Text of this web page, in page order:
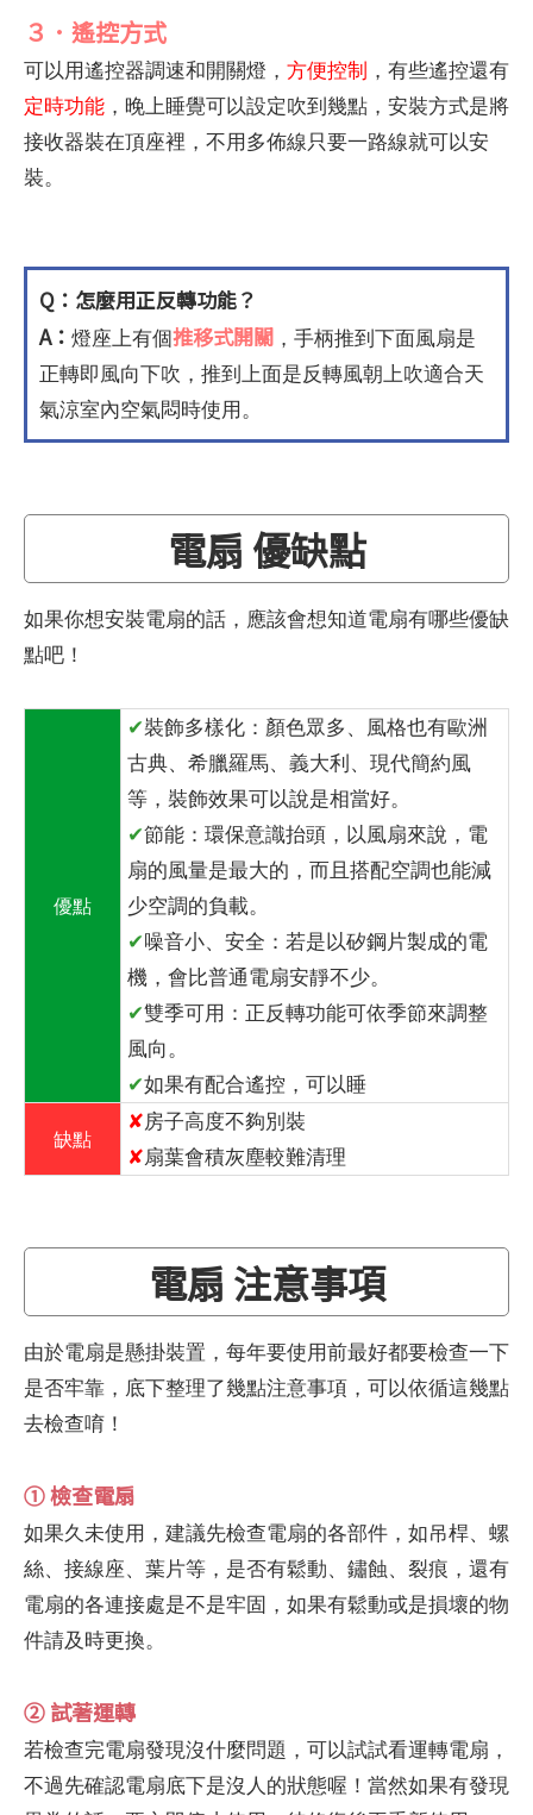
３．遙控方式
可以用遙控器調速和開關燈， 方便控制 ，有些遙控還有
定時功能 ，晚上睡覺可以設定吹到幾點，安裝方式是將
接收器裝在頂座裡，不用多佈線只要一路線就可以安
裝。
Q：怎麼用正反轉功能？
A： 燈座上有個推移式開關 ，手柄推到下面風扇是
正轉即風向下吹，推到上面是反轉風朝上吹適合天
氣涼室內空氣悶時使用。
電扇 優缺點
如果你想安裝電扇的話，應該會想知道電扇有哪些優缺
點吧！
優點
✔裝飾多樣化：顏色眾多、風格也有歐洲
古典、希臘羅馬、義大利、現代簡約風
等，裝飾效果可以說是相當好。
✔節能：環保意識抬頭，以風扇來說，電
扇的風量是最大的，而且搭配空調也能減
少空調的負載。
✔噪音小、安全：若是以矽鋼片製成的電
機，會比普通電扇安靜不少。
✔雙季可用：正反轉功能可依季節來調整
風向。
✔如果有配合遙控，可以睡
缺點
✘房子高度不夠別裝
✘扇葉會積灰塵較難清理
電扇 注意事項
由於電扇是懸掛裝置，每年要使用前最好都要檢查一下
是否牢靠，底下整理了幾點注意事項，可以依循這幾點
去檢查唷！
① 檢查電扇
如果久未使用，建議先檢查電扇的各部件，如吊桿、螺
絲、接線座、葉片等，是否有鬆動、鏽蝕、裂痕，還有
電扇的各連接處是不是牢固，如果有鬆動或是損壞的物
件請及時更換。
② 試著運轉
若檢查完電扇發現沒什麼問題，可以試試看運轉電扇，
不過先確認電扇底下是沒人的狀態喔！當然如果有發現